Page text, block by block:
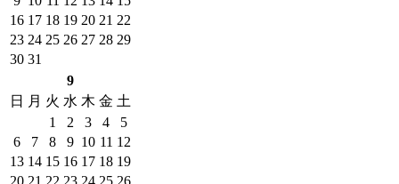
16 17 18 19 20 21 22
23 24 25 26 27 28 29
30 31
9
日
月 火 水 木 金 土
1
2 3 4
5
6
7 8 9 10 11 12
13 14 15 16 17 18 19